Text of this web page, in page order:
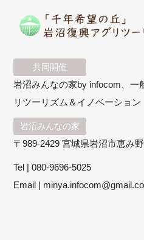
共同開催
岩沼みんなの家by infocom、一
リツーリズム＆イノベーション
岩沼みんなの家
〒989-2429 宮城県岩沼市恵み
Tel |080-9696-5025
Email |